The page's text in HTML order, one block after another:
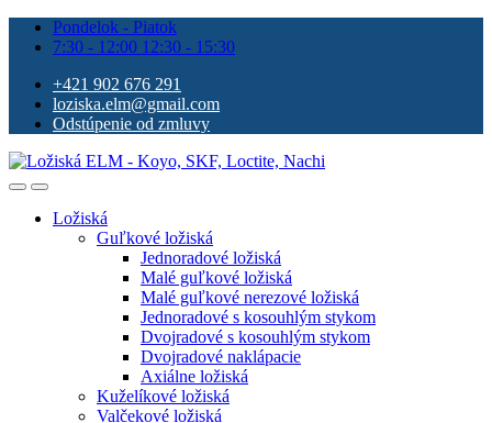
Pondelok - Piatok
7:30 - 12:00 12:30 - 15:30
+421 902 676 291
loziska.elm@gmail.com
Odstúpenie od zmluvy
Ložiská
Guľkové ložiská
Jednoradové ložiská
Malé guľkové ložiská
Malé guľkové nerezové ložiská
Jednoradové s kosouhlým stykom
Dvojradové s kosouhlým stykom
Dvojradové naklápacie
Axiálne ložiská
Kuželíkové ložiská
Valčekové ložiská